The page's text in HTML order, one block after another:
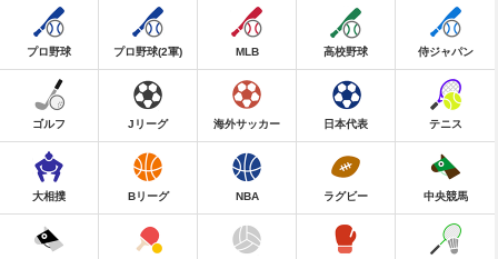
プロ野球 プロ野球(2軍) MLB 高校野球 侍ジャパン
ゴルフ Jリーグ 海外サッカー 日本代表 テニス
大相撲 Bリーグ NBA ラグビー 中央競馬